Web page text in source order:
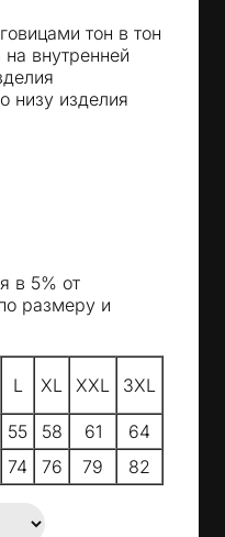
тон в тон
внутренней
низу изделия
в 5% от
размеру и
L XL XXL 3XL
55 58 61
64
74 76 79 82